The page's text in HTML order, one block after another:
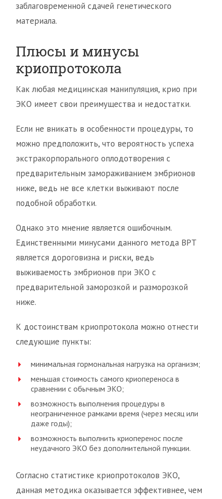
заблаговременной сдачей генетического
материала.
Плюсы и минусы
криопротокола
Как любая медицинская манипуляция, крио при
ЭКО имеет свои преимущества и недостатки.
Если не вникать в особенности процедуры, то
можно предположить, что вероятность успеха
экстракорпорального оплодотворения с
предварительным замораживанием эмбрионов
ниже, ведь не все клетки выживают после
подобной обработки.
Однако это мнение является ошибочным.
Единственными минусами данного метода ВРТ
является дороговизна и риски, ведь
выживаемость эмбрионов при ЭКО с
предварительной заморозкой и разморозкой
ниже.
К достоинствам криопротокола можно отнести
следующие пункты:
минимальная гормональная нагрузка на организм;
меньшая стоимость самого криопереноса в
сравнении с обычным ЭКО;
возможность выполнения процедуры в
неограниченное рамками время (через месяц или
даже годы);
возможность выполнить криоперенос после
неудачного ЭКО без дополнительной пункции.
Согласно статистике криопротоколов ЭКО,
данная методика оказывается эффективнее, чем